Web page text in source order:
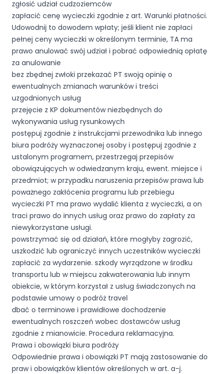
zgłosić udział cudzoziemców
zapłacić cenę wycieczki zgodnie z art. Warunki płatności.
Udowodnij to dowodem wpłaty; jeśli klient nie zapłaci
pełnej ceny wycieczki w określonym terminie, TA ma
prawo anulować swój udział i pobrać odpowiednią opłatę
za anulowanie
bez zbędnej zwłoki przekazać PT swoją opinię o
ewentualnych zmianach warunków i treści
uzgodnionych usług
przejęcie z KP dokumentów niezbędnych do
wykonywania usług rysunkowych
postępuj zgodnie z instrukcjami przewodnika lub innego
biura podróży wyznaczonej osoby i postępuj zgodnie z
ustalonym programem, przestrzegaj przepisów
obowiązujących w odwiedzanym kraju, ewent. miejsce i
przedmiot; w przypadku naruszenia przepisów prawa lub
poważnego zakłócenia programu lub przebiegu
wycieczki PT ma prawo wydalić klienta z wycieczki, a on
traci prawo do innych usług oraz prawo do zapłaty za
niewykorzystane usługi.
powstrzymać się od działań, które mogłyby zagrozić,
uszkodzić lub ograniczyć innych uczestników wycieczki
zapłacić za wydarzenie. szkody wyrządzone w środku
transportu lub w miejscu zakwaterowania lub innym
obiekcie, w którym korzystał z usług świadczonych na
podstawie umowy o podróż travel
dbać o terminowe i prawidłowe dochodzenie
ewentualnych roszczeń wobec dostawców usług
zgodnie z mianowicie. Procedura reklamacyjna.
Prawa i obowiązki biura podróży
Odpowiednie prawa i obowiązki PT mają zastosowanie do
praw i obowiązków klientów określonych w art. a-j.